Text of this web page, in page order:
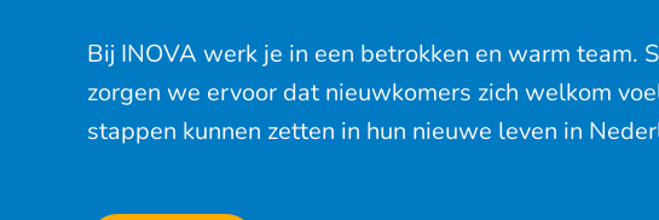
Bij INOVA werk je in een betrokken en warm team.
zorgen we ervoor dat nieuwkomers zich welkom
stappen kunnen zetten in hun nieuwe leven in